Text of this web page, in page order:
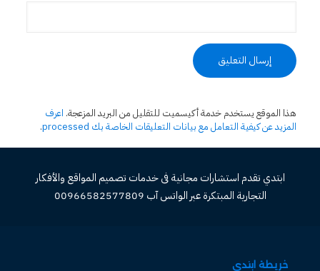
هذا الموقع يستخدم خدمة أكيسميت للتقليل من البريد المزعجة. اعرف
المزيد عن كيفية التعامل مع بيانات التعليقات الخاصة بك processed
.
ابتدي تقدم استشارات مجانية فى خدمات تصميم المواقع والأفكار
التجارية المبتكرة عبر الواتس آب 00966582577809
خريطة ابتدي